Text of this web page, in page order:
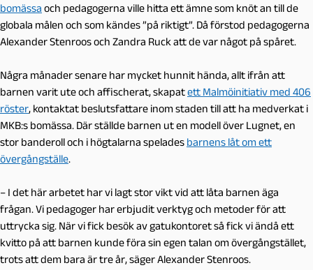
bomässa och pedagogerna ville hitta ett ämne som knöt an till de
globala målen och som kändes ”på riktigt”. Då förstod pedagogerna
Alexander Stenroos och Zandra Ruck att de var något på spåret.
Några månader senare har mycket hunnit hända, allt ifrån att
barnen varit ute och affischerat, skapatett Malmöinitiativ med 406
röster, kontaktat beslutsfattare inom staden till att ha medverkat i
MKB:s bomässa. Där ställde barnen ut en modell över Lugnet, en
stor banderoll och i högtalarna spelades barnens låt om ett
övergångställe.
– I det här arbetet har vi lagt stor vikt vid att låta barnen äga
frågan. Vi pedagoger har erbjudit verktyg och metoder för att
uttrycka sig. När vi fick besök av gatukontoret så fick vi ändå ett
kvitto på att barnen kunde föra sin egen talan om övergångstället,
trots att dem bara är tre år, säger Alexander Stenroos.